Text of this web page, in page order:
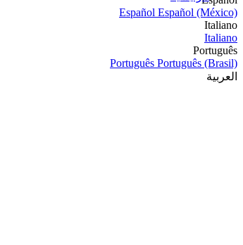
Español Español (México)
Italiano
Italiano
Português
Português Português (Brasil)
العربية